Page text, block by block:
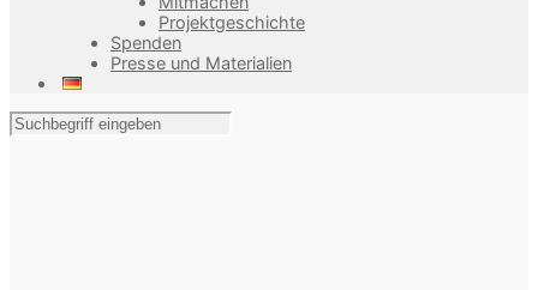
Projektgeschichte
Spenden
Presse und Materialien